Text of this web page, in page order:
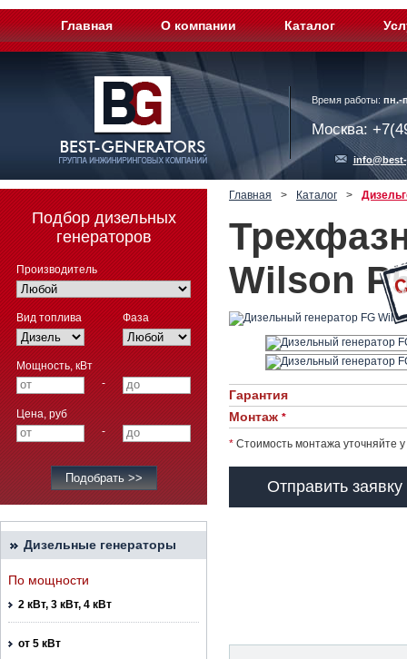
Главная О компании Каталог
Время работы: пн.-
Москва:
Подбор дизельных
генераторов
Производитель
Вид топлива Фаза
Мощность, кВт
-
Цена, руб
-
Дизельные генераторы
По мощности
2 кВт, 3 кВт, 4 кВт
от 5 кВт
Главная > Каталог >
Wilson
Гарантия
Монтаж *
* Стоимость монтажа уточняйте
Отправить